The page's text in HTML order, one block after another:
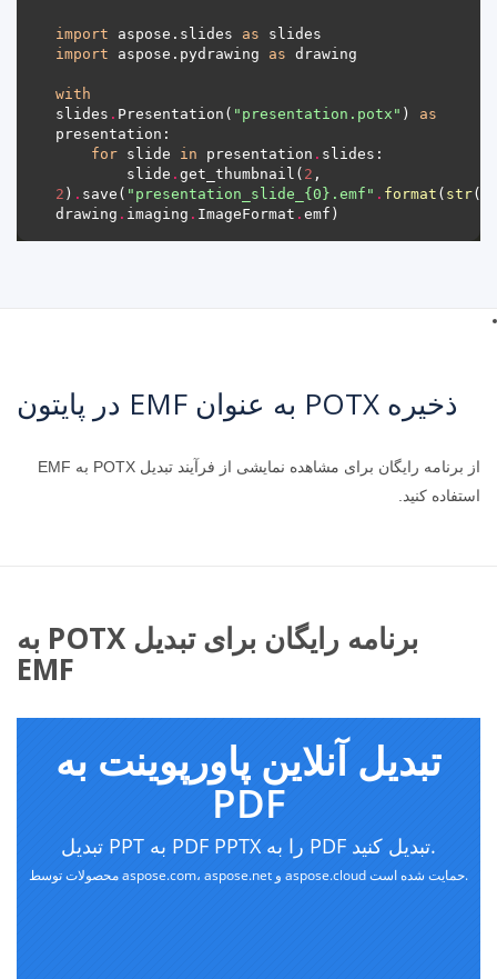
import aspose.slides as
import aspose.pydrawing as
with
slides . Presentation( "presentation.potx" ) as
for slide in presentation .
        slide
. get_thumbnail( 2
2 ) . save( "presentation_slide_ {0} .emf" . format ( str
drawing . imaging . ImageFormat .
ذخیره POTX به عنوان EMF در پایتون
از برنامه رایگان برای مشاهده نمایشی از فرآیند تبدیل POTX به EMF
استفاده کنید.
برنامه رایگان برای تبدیل POTX به
EMF